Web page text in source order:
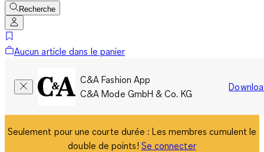
Recherche
Aucun article dans le panier
C&A Fashion App
C&A Mode GmbH & Co. KG
Seulement pour une courte durée : Les membres cumulent le
double de points! Se connecter